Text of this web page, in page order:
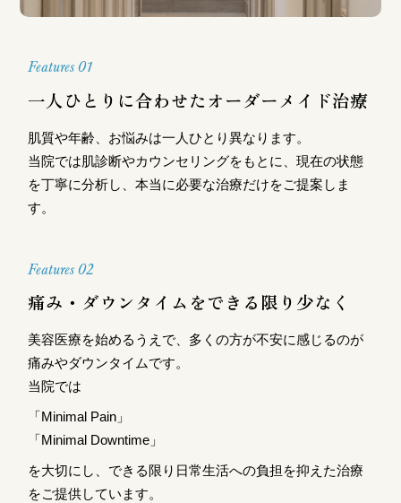
Features 01
一人ひとりに合わせたオーダーメイド治療
肌質や年齢、お悩みは一人ひとり異なります。
当院では肌診断やカウンセリングをもとに、現在の状態
を丁寧に分析し、本当に必要な治療だけをご提案しま
す。
Features 02
痛み・ダウンタイムをできる限り少なく
美容医療を始めるうえで、多くの方が不安に感じるのが
痛みやダウンタイムです。
当院では
「Minimal Pain」
「Minimal Downtime」
を大切にし、できる限り日常生活への負担を抑えた治療
をご提供しています。